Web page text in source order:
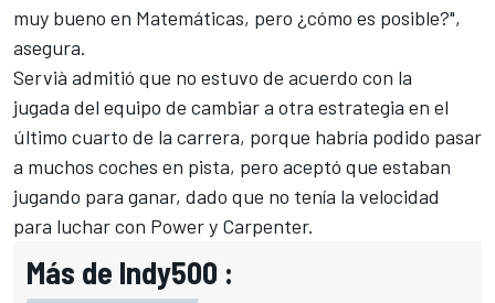
muy bueno en Matemáticas, pero ¿cómo es posible?",
asegura.
Servià admitió que no estuvo de acuerdo con la
jugada del equipo de cambiar a otra estrategia en el
último cuarto de la carrera, porque habría podido pasar
a muchos coches en pista, pero aceptó que estaban
jugando para ganar, dado que no tenía la velocidad
para luchar con Power y Carpenter.
Más de Indy500 :